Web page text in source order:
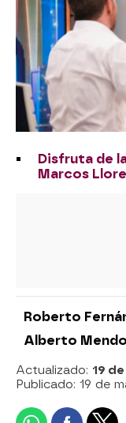
Disfruta de
Marcos
Roberto
Alberto Mendo
Actualizado: 19
Publicado: 19 de